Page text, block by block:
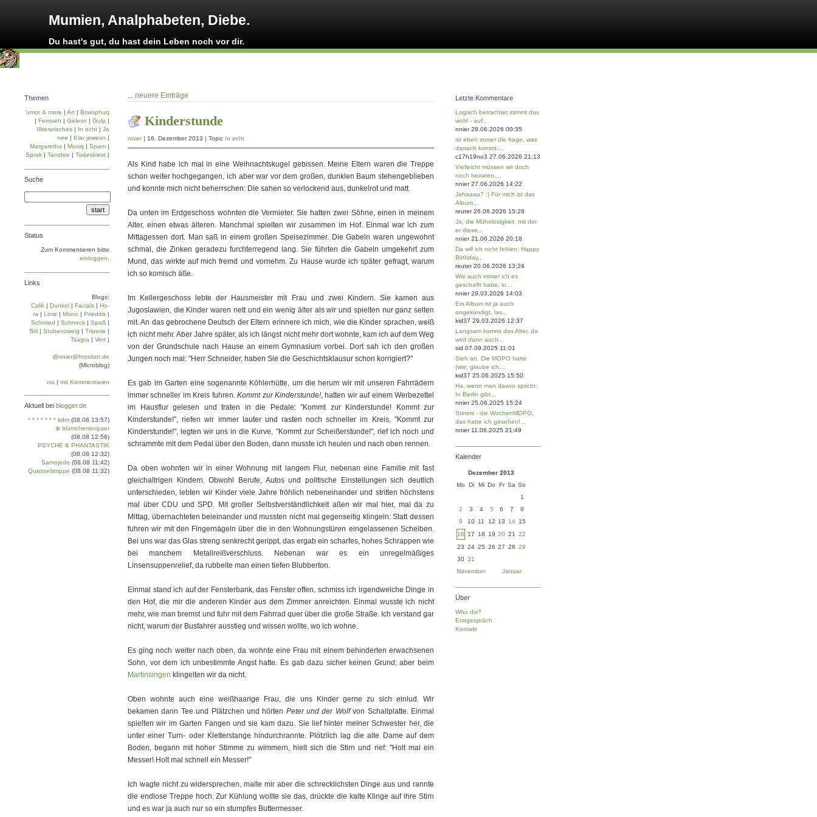
Mumien, Analphabeten, Diebe.
Du hast's gut, du hast dein Leben noch vor dir.
... neuere Einträge
Kinderstunde
nnier| 16. Dezember 2013 | Topic In echt
Als Kind habe ich mal in eine Weihnachtskugel gebissen. Meine Eltern waren die Treppe
schon weiter hochgegangen, ich aber war vor dem großen, dunklen Baum stehengeblieben
und konnte mich nicht beherrschen: Die sahen so verlockend aus, dunkelrot und matt.
Da unten im Erdgeschoss wohnten die Vermieter. Sie hatten zwei Söhne, einen in meinem
Alter, einen etwas älteren. Manchmal spielten wir zusammen im Hof. Einmal war ich zum
Mittagessen dort. Man saß in einem großen Speisezimmer. Die Gabeln waren ungewohnt
schmal, die Zinken geradezu furchterregend lang. Sie führten die Gabeln umgekehrt zum
Mund, das wirkte auf mich fremd und vornehm. Zu Hause wurde ich später gefragt, warum
ich so komisch äße.
Im Kellergeschoss lebte der Hausmeister mit Frau und zwei Kindern. Sie kamen aus
Jugoslawien, die Kinder waren nett und ein wenig älter als wir und spielten nur ganz selten
mit. An das gebrochene Deutsch der Eltern erinnere ich mich, wie die Kinder sprachen, weiß
ich nicht mehr. Aber Jahre später, als ich längst nicht mehr dort wohnte, kam ich auf dem Weg
von der Grundschule nach Hause an einem Gymnasium vorbei. Dort sah ich den großen
Jungen noch mal: "Herr Schneider, haben Sie die Geschichtsklausur schon korrigiert?"
Es gab im Garten eine sogenannte Köhlerhütte, um die herum wir mit unseren Fahrrädern
immer schneller im Kreis fuhren.Kommt zur Kinderstunde!, hatten wir auf einem Werbezettel
im Hausflur gelesen und traten in die Pedale: "Kommt zur Kinderstunde! Kommt zur
Kinderstunde!", riefen wir immer lauter und rasten noch schneller im Kreis, "Kommt zur
Kinderstunde!", legten wir uns in die Kurve, "Kommt zur Scheißerstunde!", rief ich noch und
schrammte mit dem Pedal über den Boden, dann musste ich heulen und nach oben rennen.
Da oben wohnten wir in einer Wohnung mit langem Flur, nebenan eine Familie mit fast
gleichaltrigen Kindern. Obwohl Berufe, Autos und politische Einstellungen sich deutlich
unterschieden, lebten wir Kinder viele Jahre fröhlich nebeneinander und stritten höchstens
mal über CDU und SPD. Mit großer Selbstverständlichkeit aßen wir mal hier, mal da zu
Mittag, übernachteten beieinander und mussten nicht mal gegenseitig klingeln: Statt dessen
fuhren wir mit den Fingernägeln über die in den Wohnungstüren eingelassenen Scheiben.
Bei uns war das Glas streng senkrecht gerippt, das ergab ein scharfes, hohes Schrappen wie
bei manchem Metallreißverschluss. Nebenan war es ein unregelmäßiges
Linsensuppenrelief, da rubbelte man einen tiefen Blubberton.
Einmal stand ich auf der Fensterbank, das Fenster offen, schmiss ich irgendwelche Dinge in
den Hof, die mir die anderen Kinder aus dem Zimmer anreichten. Einmal wusste ich nicht
mehr, wie man bremst und fuhr mit dem Fahrrad quer über die große Straße. Ich verstand gar
nicht, warum der Busfahrer ausstieg und wissen wollte, wo ich wohne.
Es ging noch weiter nach oben, da wohnte eine Frau mit einem behinderten erwachsenen
Sohn, vor dem ich unbestimmte Angst hatte. Es gab dazu sicher keinen Grund; aber beim
Martinsingen klingelten wir da nicht.
Oben wohnte auch eine weißhaarige Frau, die uns Kinder gerne zu sich einlud. Wir
bekamen dann Tee und Plätzchen und hörten Peter und der Wolfvon Schallplatte. Einmal
spielten wir im Garten Fangen und sie kam dazu. Sie lief hinter meiner Schwester her, die
unter einer Turn- oder Kletterstange hindurchrannte. Plötzlich lag die alte Dame auf dem
Boden, begann mit hoher Stimme zu wimmern, hielt sich die Stirn und rief: "Holt mal ein
Messer! Holt mal schnell ein Messer!"
Ich wagte nicht zu widersprechen, malte mir aber die schrecklichsten Dinge aus und rannte
die endlose Treppe hoch. Zur Kühlung wollte sie das, drückte die kalte Klinge auf ihre Stirn
und es war ja auch nur so ein stumpfes Buttermesser.
Themen
'umor & more | Art | Brainphuq
| Fernseh | Gelesn | Gulp |
Illiterarisches | In echt | Ja
nee | Klar jewesn |
Margaretha | Musiq | Spam |
Sprak | Tanztee | Todesbiest |
Suche
Status
Zum Kommentieren bitte
einloggen
Links
Blogs:
Café | Dun­kel | Facials | Ho­
ra | Linie | Mo­no | Prie­di­tis |
Schmied | Schneck | Spaß |
Stil | Stu­ben­zweig | Tri­pe­rie |
Tsa­gra | Vert |
@nnier@fnordon.de
(Microblog)
rss | mit Kommentaren
Aktuell bei blogger.de
* * * * * * * kdm (08.08 13:57)
⊗ blümchenknipser
(08.08 12:56)
PSYCHE & PHANTASTIK
(08.08 12:32)
Samojede (08.08 11:42)
Quasselstrippe (08.08 11:32)
Letzte Kommentare
Logisch betrachtet stimmt das
wohl - auf...
nnier 28.06.2026 00:35
ist eben immer die frage, was
danach kommt....
c17h19no3 27.06.2026 21:13
Vielleicht müssen wir doch
noch heiraten....
nnier 27.06.2026 14:22
Jahaaaa? :) Für mich ist das
Album...
reuter 26.06.2026 15:28
Ja, die Mühelosigkeit, mit der
er diese...
nnier 21.06.2026 20:18
Da will ich nicht fehlen: Happy
Birthday...
reuter 20.06.2026 13:24
Wie auch immer ich es
geschafft habe, in...
nnier 29.03.2026 14:03
Ein Album ist ja auch
angekündigt, las...
kid37 29.03.2026 12:37
Langsam kommt das Alter, da
wird dann auch...
sid 07.09.2025 11:01
Sieh an. Die MOPO hatte
(wie, glaube ich,...
kid37 25.06.2025 15:50
Ha, wenn man davon spricht:
In Berlin gibt...
nnier 25.06.2025 15:24
Stimmt - die WochenMOPO,
das hatte ich gesehen!...
nnier 11.06.2025 21:49
Kalender
Dezember 2013
Mo
Di Mi Do Fr Sa So
1
2
3 4 5 6 7
8
9
10 11 12 13 14 15
16
17 18 19 20 21
22
23 24 25 26 27 28 29
30 31
November
Januar
Über
Who dis?
Erstgespräch
Kontakt